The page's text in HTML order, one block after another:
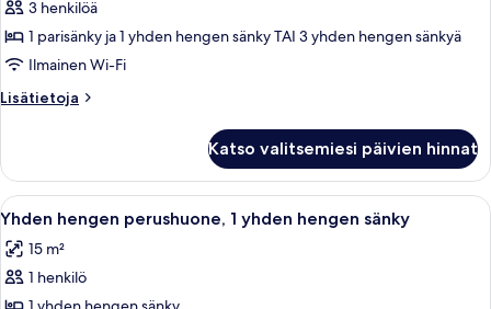
hengen
huone
kuvat
3 henkilöä
1 parisänky ja 1 yhden hengen sänky TAI 3 yhden hengen sänkyä
Ilmainen Wi-Fi
Lisätietoja
Lisätietoja
huone
Katso valitsemiesi päivien hinnat
Avaa
kaikki
huonetyypin
Yhden
Makuuhuoneessa on sänky, puinen
5
Yhden hengen perushuone, 1 yhden hengen sänky
15 m²
1 henkilö